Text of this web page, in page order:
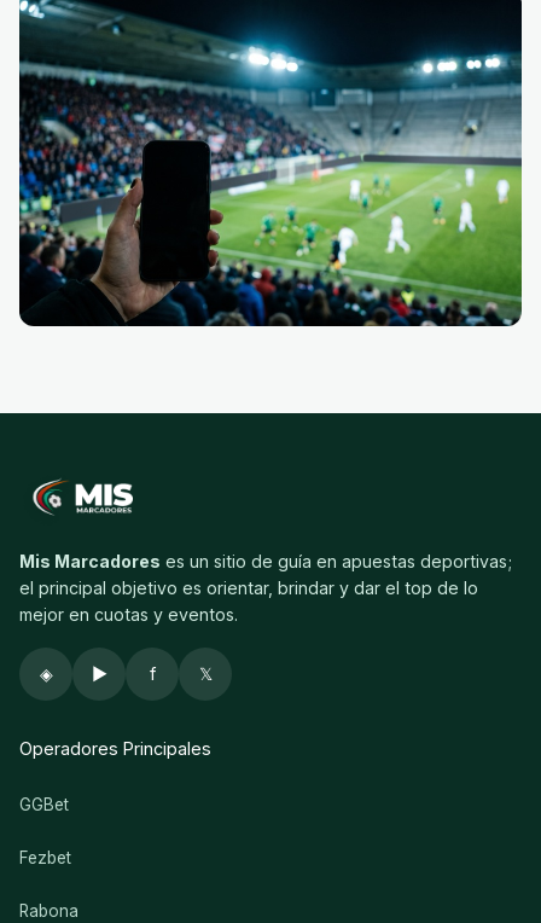
Mis Marcadores es un sitio de guía en apuestas deportivas;
el principal objetivo es orientar, brindar y dar el top de lo
mejor en cuotas y eventos.
◈ ▶ f 𝕏
Operadores Principales
GGBet
Fezbet
Rabona